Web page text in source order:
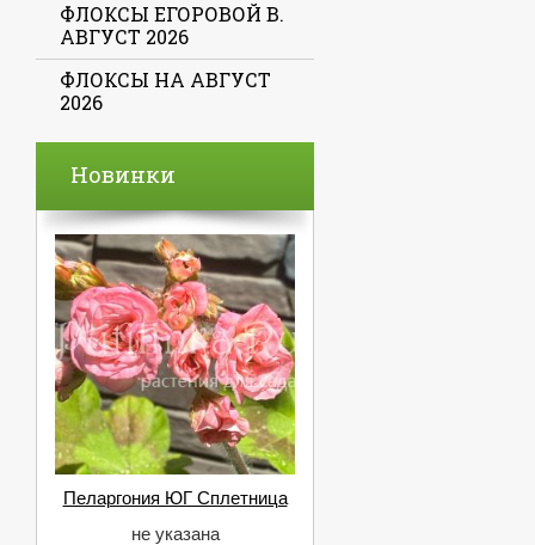
ФЛОКСЫ ЕГОРОВОЙ В.
АВГУСТ 2026
ФЛОКСЫ НА АВГУСТ
2026
Новинки
Пеларгония ЮГ Сплетница
не указана